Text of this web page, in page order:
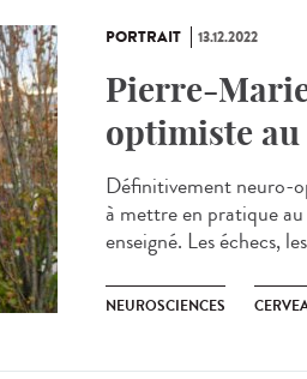
PORTRAIT 13.12.2022
Pierre-
optimiste
Définitivement neuro-
à mettre en pratique
enseigné. Les échecs,
NEUROSCIENCES